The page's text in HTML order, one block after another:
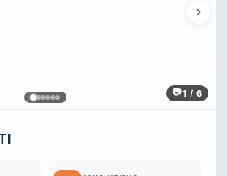
1 / 6